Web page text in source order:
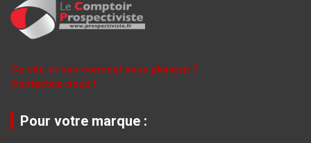
Ce site et son concept vous plaisent ?
Contactez-nous !
Pour votre marque :